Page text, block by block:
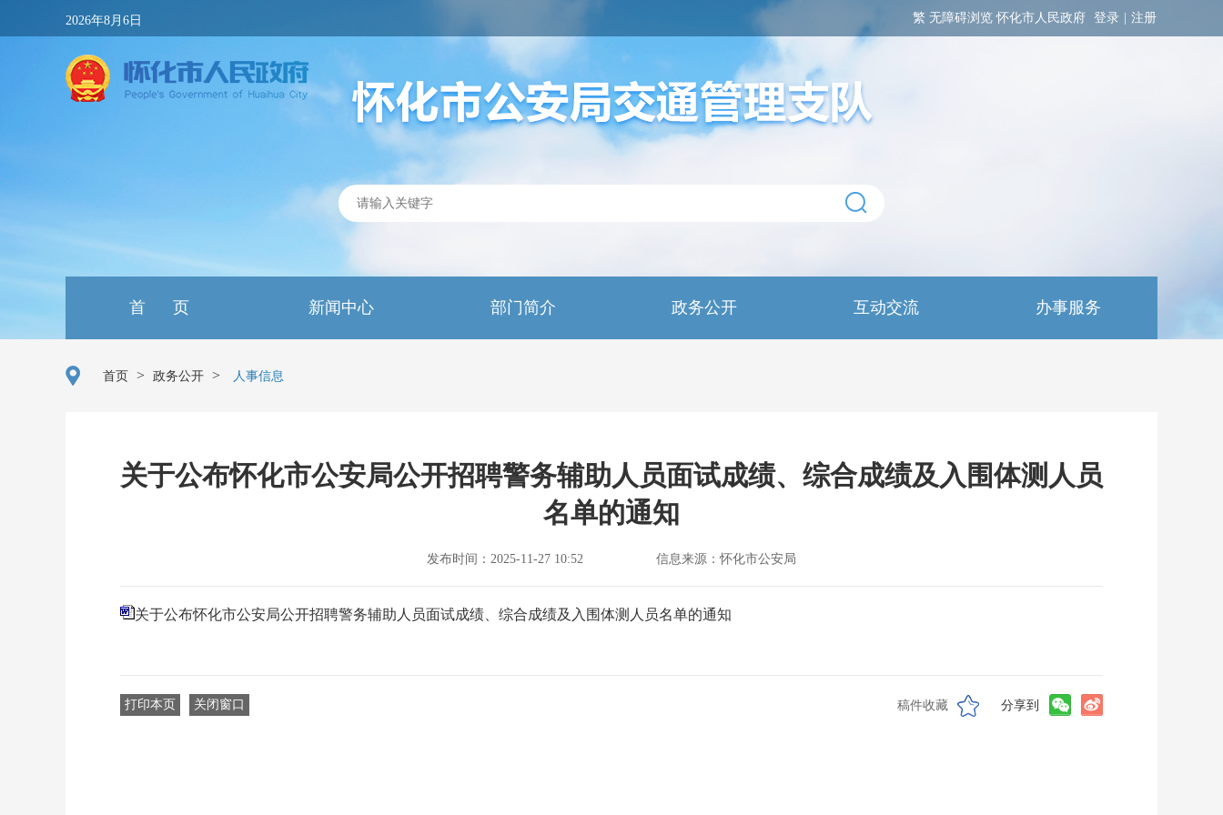
2026年8月6日 繁 无障碍浏览 怀化市人民政府 登录 注册
首 页 新闻中心 部门简介 政务公开 互动交流 办事服务
首页 > 政务公开 > 人事信息
关于公布怀化市公安局公开招聘警务辅助人员面试成绩、综合成绩及入围体测人员
名单的通知
发布时间：2025-11-27 10:52 信息来源：怀化市公安局
关于公布怀化市公安局公开招聘警务辅助人员面试成绩、综合成绩及入围体测人员名单的通知
打印本页 关闭窗口 稿件收藏 分享到